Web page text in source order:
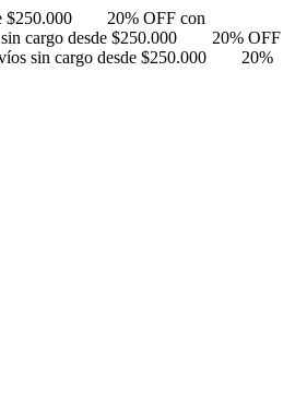
$250.000
20% OFF con
cargo desde $250.000
20% OFF
sin cargo desde $250.000
20%